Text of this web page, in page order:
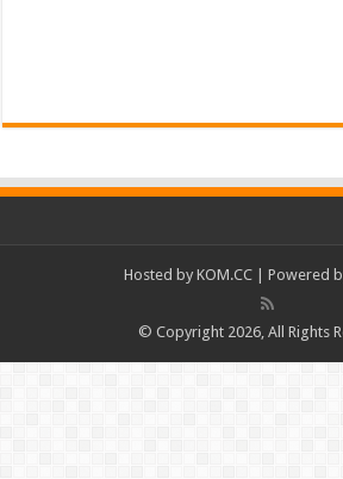
Hosted by KOM.CC | Powered
© Copyright 2026, All Rights